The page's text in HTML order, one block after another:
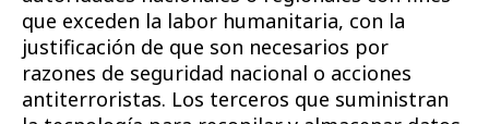
que exceden la labor humanitaria, con la
justificación de que son necesarios por
razones de seguridad nacional o acciones
antiterroristas. Los terceros que suministran